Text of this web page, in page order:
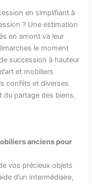
en simplifiant à
? Une estimation
en amont va leur
le moment
succession à hauteur
et mobiliers
conflits et diverses
du partage des biens.
anciens pour
vos précieux objets
d’un intermédiaire,